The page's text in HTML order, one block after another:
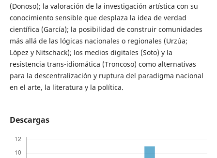
(Donoso); la valoración de la investigación artística con su
conocimiento sensible que desplaza la idea de verdad
científica (García); la posibilidad de construir comunidades
más allá de las lógicas nacionales o regionales (Urzúa;
López y Nitschack); los medios digitales (Soto) y la
resistencia trans-idiomática (Troncoso) como alternativas
para la descentralización y ruptura del paradigma nacional
en el arte, la literatura y la política.
Descargas